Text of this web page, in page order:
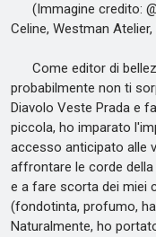
(Immagine credito:
Celine, Westman
Come editor di
probabilmente non ti
Diavolo Veste Prada e
piccola, ho imparato
accesso anticipato alle
affrontare le corde
e a fare scorta dei miei
(fondotinta, profumo,
Naturalmente, ho